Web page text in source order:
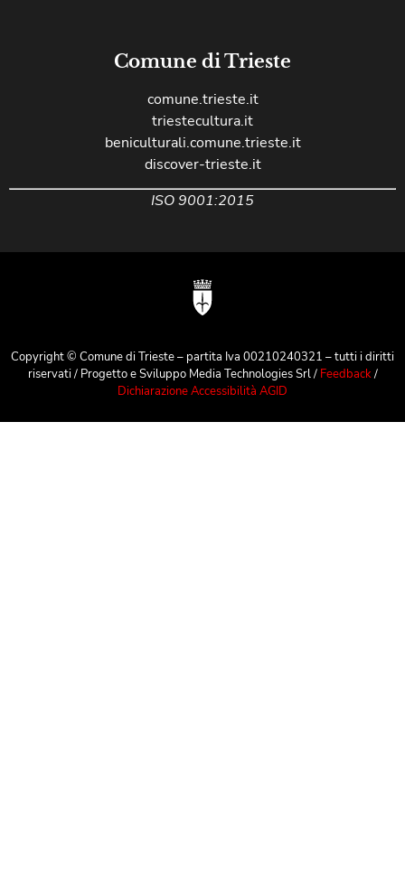
Comune di Trieste
comune.trieste.it
triestecultura.it
beniculturali.comune.trieste.it
discover-trieste.it
ISO 9001:2015
Copyright © Comune di Trieste – partita Iva 00210240321 – tutti i diritti
riservati / Progetto e Sviluppo Media Technologies Srl / Feedback/
Dichiarazione Accessibilità AGID